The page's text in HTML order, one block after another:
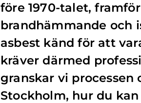
före 1970-talet,
brandhämmande och
asbest känd för att
kräver därmed
granskar vi processen
Stockholm, hur du